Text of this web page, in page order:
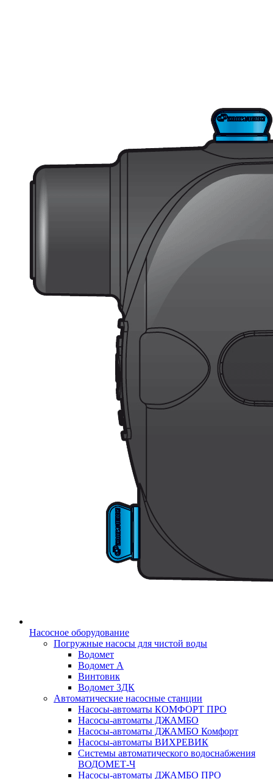
Насосное оборудование
Погружные насосы для чистой воды
Водомет
Водомет А
Винтовик
Водомет 3ДК
Автоматические насосные станции
Насосы-автоматы КОМФОРТ ПРО
Насосы-автоматы ДЖАМБО
Насосы-автоматы ДЖАМБО Комфорт
Насосы-автоматы ВИХРЕВИК
Системы автоматического водоснабжения
ВОДОМЕТ-Ч
Насосы-автоматы ДЖАМБО ПРО